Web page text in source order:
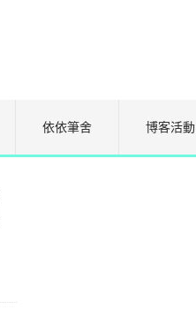
依依筆舍 博客活動